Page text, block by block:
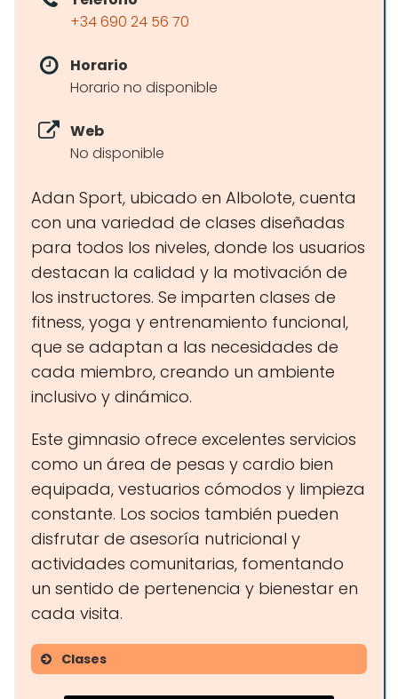
+34 690 24 56 70
Horario
Horario no disponible
Web
No disponible
Adan Sport, ubicado en Albolote, cuenta
con una variedad de clases diseñadas
para todos los niveles, donde los usuarios
destacan la calidad y la motivación de
los instructores. Se imparten clases de
fitness, yoga y entrenamiento funcional,
que se adaptan a las necesidades de
cada miembro, creando un ambiente
inclusivo y dinámico.
Este gimnasio ofrece excelentes servicios
como un área de pesas y cardio bien
equipada, vestuarios cómodos y limpieza
constante. Los socios también pueden
disfrutar de asesoría nutricional y
actividades comunitarias, fomentando
un sentido de pertenencia y bienestar en
cada visita.
Clases
Fitness